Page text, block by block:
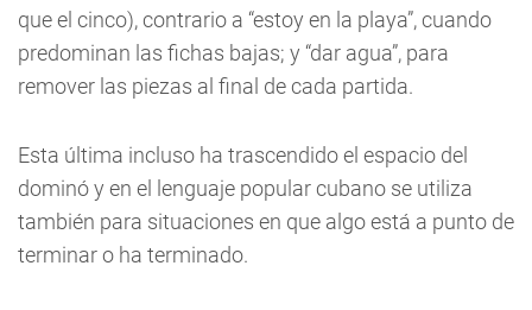
que el cinco), contrario a “estoy en la playa”, cuando
predominan las fichas bajas; y “dar agua”, para
remover las piezas al final de cada partida.
Esta última incluso ha trascendido el espacio del
dominó y en el lenguaje popular cubano se utiliza
también para situaciones en que algo está a punto de
terminar o ha terminado.